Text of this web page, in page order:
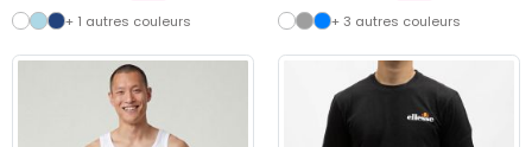
+ 1 autres couleurs
+ 3 autres couleurs